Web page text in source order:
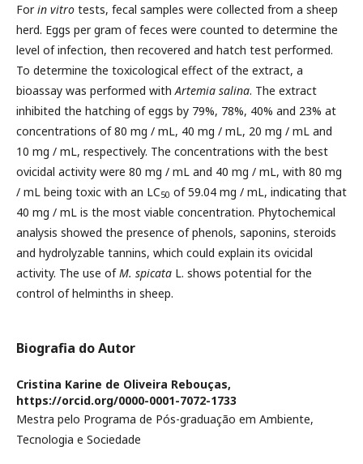
Forin vitro tests, fecal samples were collected from a sheep
herd. Eggs per gram of feces were counted to determine the
level of infection, then recovered and hatch test performed.
To determine the toxicological effect of the extract, a
bioassay was performed with Artemia salina. The extract
inhibited the hatching of eggs by 79%, 78%, 40% and 23% at
concentrations of 80 mg / mL, 40 mg / mL, 20 mg / mL and
10 mg / mL, respectively. The concentrations with the best
ovicidal activity were 80 mg / mL and 40 mg / mL, with 80 mg
/ mL being toxic with an LC50 of 59.04 mg / mL, indicating that
40 mg / mL is the most viable concentration. Phytochemical
analysis showed the presence of phenols, saponins, steroids
and hydrolyzable tannins, which could explain its ovicidal
activity. The use ofM. spicata L. shows potential for the
control of helminths in sheep.
Biografia do Autor
Cristina Karine de Oliveira Rebouças,
https://orcid.org/0000-0001-7072-1733
Mestra pelo Programa de Pós-graduação em Ambiente,
Tecnologia e Sociedade